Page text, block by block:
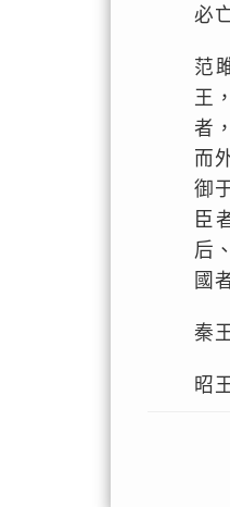
必
范
王
者
而
御
臣
后
國
秦
昭